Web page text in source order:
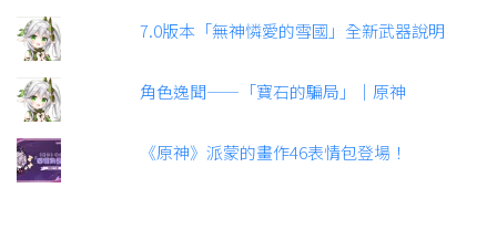
7.0版本「無神憐愛的雪國」全新武器說明
角色逸聞——「寶石的騙局」｜原神
《原神》派蒙的畫作46表情包登場！